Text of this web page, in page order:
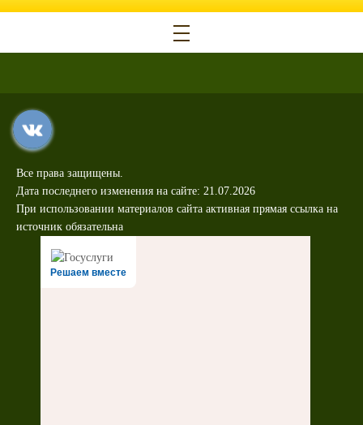
Все права защищены.
Дата последнего изменения на сайте: 21.07.2026
При использовании материалов сайта активная прямая ссылка на
источник обязательна
Решаем вместе